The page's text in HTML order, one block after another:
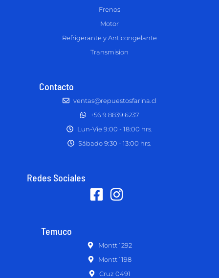
Frenos
Motor
Refrigerante y Anticongelante
Transmision
Contacto
ventas@repuestosfarina.cl
+56 9 8839 6237
Lun-Vie 9:00 - 18:00 hrs.
Sábado 9:30 - 13:00 hrs.
Redes Sociales
Temuco
Montt 1292
Montt 1198
Cruz 0491